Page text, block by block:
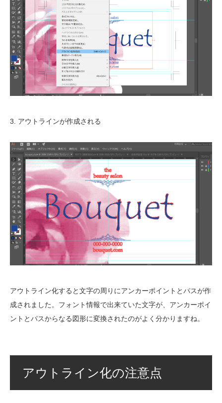
3. アウトラインが作成される
アウトライン化すると文字の周りにアンカーポイントとパスが作
成されました。フォント情報で出来ていた文字が、アンカーポイ
ントとパスからなる図形に変換されたのがよく分かりますね。
アウトライン化の注意点